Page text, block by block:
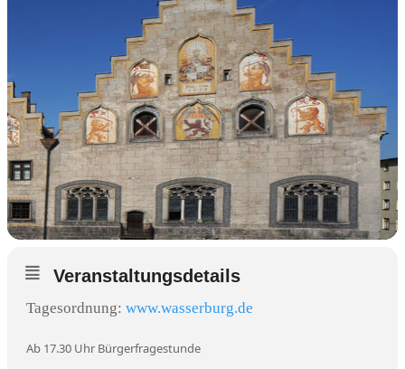
Veranstaltungsdetails
Tagesordnung: www.wasserburg.de
Ab 17.30 Uhr Bürgerfragestunde